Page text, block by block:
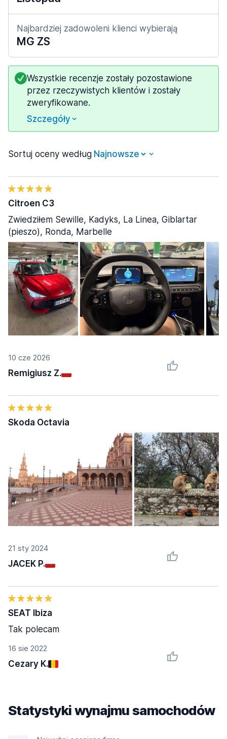
Najbardziej zadowoleni klienci wybierają
MG ZS
Wszystkie recenzje zostały pozostawione
przez rzeczywistych klientów i zostały
zweryfikowane.
Szczegóły
Sortuj oceny według
10 cze 2026
Remigiusz Z.
Citroen C3
Zwiedziłem Sewille, Kadyks, La Linea, Giblartar
(pieszo), Ronda, Marbelle
21 sty 2024
JACEK P.
Skoda Octavia
16 sie 2022
Cezary K.
SEAT Ibiza
Tak polecam
Statystyki wynajmu samochodów